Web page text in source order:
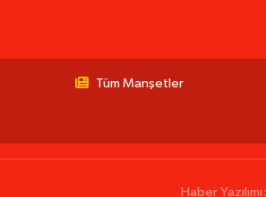
Tüm Manşetler
Haber Yazılımı: